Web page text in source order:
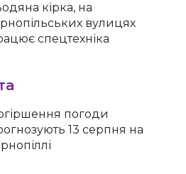
кірка, на
вулицях
спецтехніка
погоди
13 серпня на